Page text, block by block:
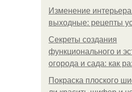
Изменение интерьера
выходные: рецепты
Секреты создания
функционального и
огорода и сада: как
Покраска плоского